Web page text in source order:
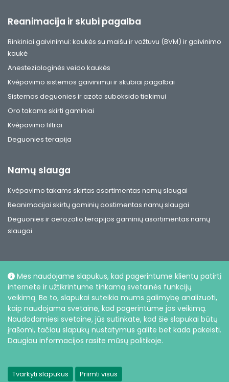
Mes naudojame slapukus, kad pagerintume klientų patirtį
internete ir užtikrintume tinkamą svetainės funkcijų
veikimą. Be to, slapukai suteikia mums galimybę analizuoti,
kaip naudojama svetainė, kad pagerintume jos veikimą.
Naudodamiesi svetaine, jūs sutinkate, kad šie slapukai būtų
įrašomi, tačiau slapukų nustatymus galite bet kada pakeisti.
Daugiau informacijos rasite mūsų politikoje.
Tvarkyti slapukus Priimti visus
Reanimacija ir skubi pagalba
Rinkiniai gaivinimui: kaukės su maišu ir vožtuvu (BVM) ir gaivinimo
kaukė
Anesteziologinės veido kaukės
Kvėpavimo sistemos gaivinimui ir skubiai pagalbai
Sistemos deguonies ir azoto suboksido tiekimui
Oro takams skirti gaminiai
Kvėpavimo filtrai
Deguonies terapija
Namų slauga
Kvėpavimo takams skirtas asortimentas namų slaugai
Reanimacijai skirtų gaminių aostimentas namų slaugai
Deguonies ir aerozolio terapijos gaminių asortimentas namų
slaugai
Socialiniai
© UAB Intersurgical, 2026 |Privatumo politika